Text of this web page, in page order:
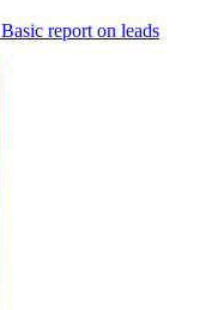
Basic report on leads